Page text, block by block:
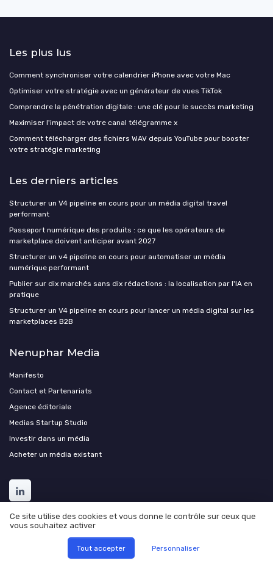
Les plus lus
Comment synchroniser votre calendrier iPhone avec votre Mac
Optimiser votre stratégie avec un générateur de vues TikTok
Comprendre la pénétration digitale : une clé pour le succès marketing
Maximiser l'impact de votre canal télégramme x
Comment télécharger des fichiers WAV depuis YouTube pour booster
votre stratégie marketing
Les derniers articles
Structurer un V4 pipeline en cours pour un média digital travel
performant
Passeport numérique des produits : ce que les opérateurs de
marketplace doivent anticiper avant 2027
Structurer un v4 pipeline en cours pour automatiser un média
numérique performant
Publier sur dix marchés sans dix rédactions : la localisation par l'IA en
pratique
Structurer un V4 pipeline en cours pour lancer un média digital sur les
marketplaces B2B
Nenuphar Media
Manifesto
Contact et Partenariats
Agence éditoriale
Medias Startup Studio
Investir dans un média
Acheter un média existant
Mentions légales Politique de confidentialité
Ce site utilise des cookies et vous donne le contrôle sur ceux que
vous souhaitez activer
Tout accepter Personnaliser